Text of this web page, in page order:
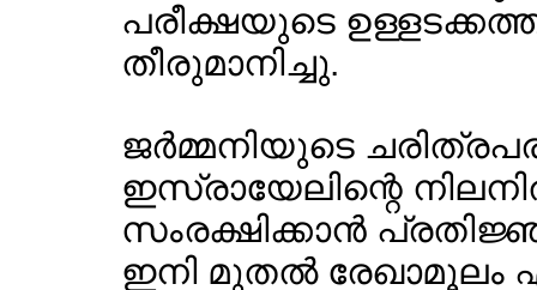
പരീക്ഷയുടെ
തീരുമാനിച്ചു.
ജര്‍മ്മനിയുടെ
ഇസ്രായേലിന്റെ
സംരക്ഷിക്കാന്‍
ഇനി മുതല്‍ രേഖാമൂലം